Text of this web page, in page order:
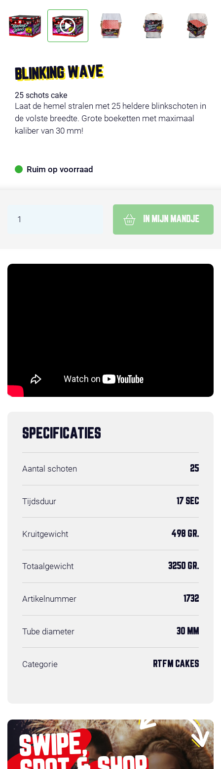
BLINKING WAVE
25 schots cake
Laat de hemel stralen met 25 heldere blinkschoten in
de volste breedte. Grote boeketten met maximaal
kaliber van 30 mm!
Ruim op voorraad
IN MIJN MANDJE
SPECIFICATIES
Aantal schoten 25
Tijdsduur 17 SEC
Kruitgewicht 498 GR.
Totaalgewicht 3250 GR.
Artikelnummer 1732
Tube diameter 30 MM
Categorie RTFM CAKES
SWIPE,